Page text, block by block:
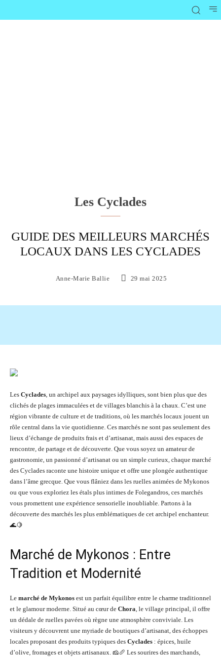
Les Cyclades
GUIDE DES MEILLEURS MARCHÉS
LOCAUX DANS LES CYCLADES
Anne-Marie Ballie 29 mai 2025
Les Cyclades, un archipel aux paysages idylliques, sont bien plus que des
clichés de plages immaculées et de villages blanchis à la chaux. C’est une
région vibrante de culture et de traditions, où les marchés locaux jouent un
rôle central dans la vie quotidienne. Ces marchés ne sont pas seulement des
lieux d’échange de produits frais et d’artisanat, mais aussi des espaces de
rencontre, de partage et de découverte. Que vous soyez un amateur de
gastronomie, un passionné d’artisanat ou un simple curieux, chaque marché
des Cyclades raconte une histoire unique et offre une plongée authentique
dans l’âme grecque. Que vous flâniez dans les ruelles animées de Mykonos
ou que vous exploriez les étals plus intimes de Folegandros, ces marchés
vous promettent une expérience sensorielle inoubliable. Partons à la
découverte des marchés les plus emblématiques de cet archipel enchanteur.
🌊🍋
Marché de Mykonos : Entre
Tradition et Modernité
Le marché de Mykonos est un parfait équilibre entre le charme traditionnel
et le glamour moderne. Situé au cœur de Chora, le village principal, il offre
un dédale de ruelles pavées où règne une atmosphère conviviale. Les
visiteurs y découvrent une myriade de boutiques d’artisanat, des échoppes
locales proposant des produits typiques des Cyclades : épices, huile
d’olive, fromages et objets artisanaux. 🧀🥖 Les sourires des marchands,